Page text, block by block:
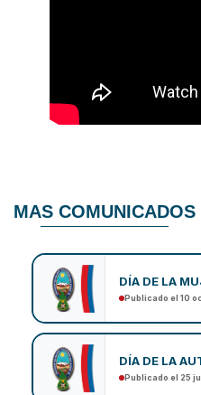
MAS COMUNICADOS
DÍA DE LA
Publicado el 10
DÍA DE LA
Publicado el 25